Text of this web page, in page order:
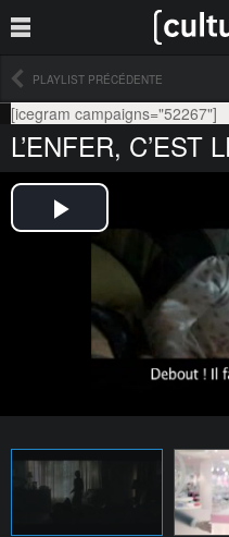
PLAYLIST PRÉCÉDENTE
[icegram campaigns="52267"]
L’ENFER, C’EST